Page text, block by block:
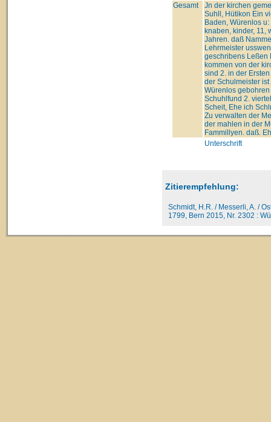
Gesamt
Jn der kirchen
Suhll, Hütikon Ein
Baden, Würenlos
knaben, kinder, 11,
Jahren. daß
Lehrmeister
geschribens Leßen
kommen von der
sind 2. in der
der Schulmeister
Würenlos
Schuhlfund 2.
Scheit, Ehe ich
Zu verwalten der
der mahlen in der
Fammillyen. daß.
Unterschrift
Zitierempfehlung:
Schmidt, H.R. / Messerli, A. /
1799, Bern 2015, Nr. 2302 :